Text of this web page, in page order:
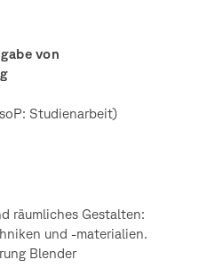
von
Studienarbeit)
räumliches Gestalten:
und -materialien.
Blender